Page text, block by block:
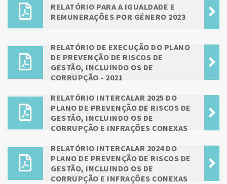
RELATÓRIO PARA A IGUALDADE E
REMUNERAÇÕES POR GÉNERO 2023
RELATÓRIO DE EXECUÇÃO DO PLANO
DE PREVENÇÃO DE RISCOS DE
GESTÃO, INCLUINDO OS DE
CORRUPÇÃO - 2021
RELATÓRIO INTERCALAR 2025 DO
PLANO DE PREVENÇÃO DE RISCOS DE
GESTÃO, INCLUINDO OS DE
CORRUPÇÃO E INFRAÇÕES CONEXAS
RELATÓRIO INTERCALAR 2024 DO
PLANO DE PREVENÇÃO DE RISCOS DE
GESTÃO, INCLUINDO OS DE
CORRUPÇÃO E INFRAÇÕES CONEXAS